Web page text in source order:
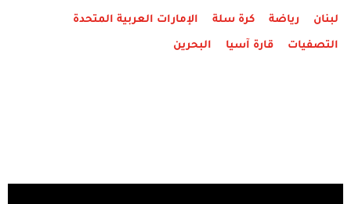
لبنان رياضة كرة سلة الإمارات العربية المتحدة
التصفيات قارة آسيا البحرين